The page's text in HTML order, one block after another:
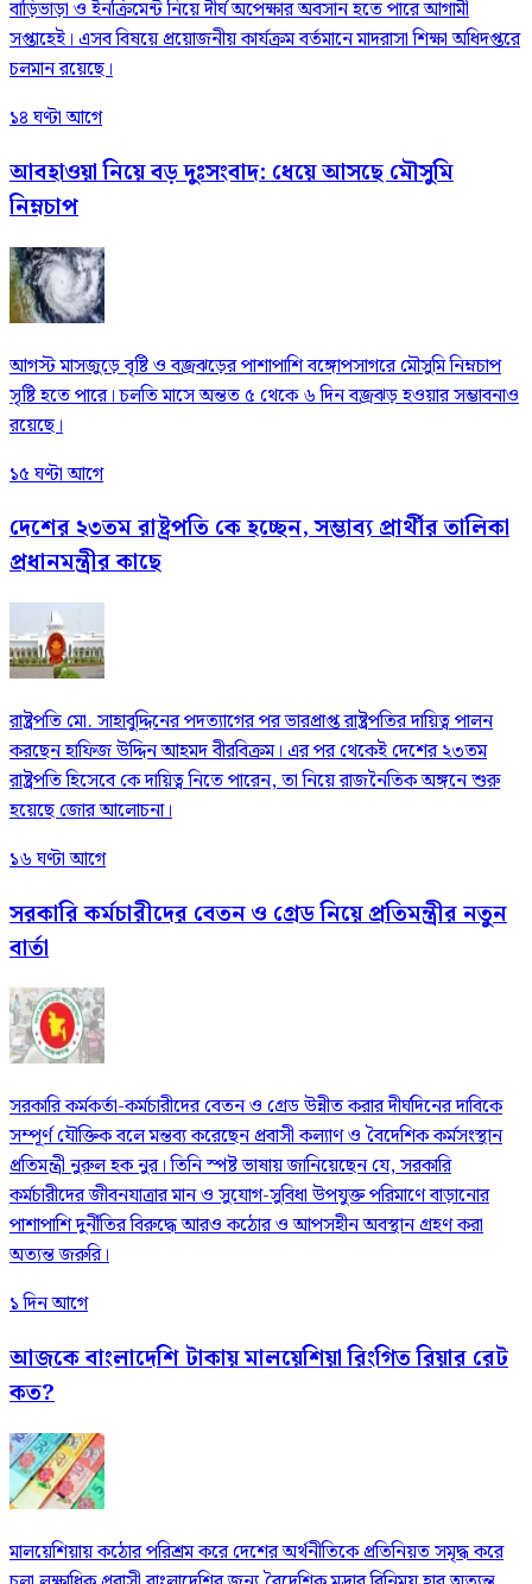
বাড়িভাড়া ও ইনক্রিমেন্ট নিয়ে দীর্ঘ অপেক্ষার অবসান হতে পারে আগামী
সপ্তাহেই। এসব বিষয়ে প্রয়োজনীয় কার্যক্রম বর্তমানে মাদরাসা শিক্ষা অধিদপ্তরে
চলমান রয়েছে।
১৪ ঘণ্টা আগে
আবহাওয়া নিয়ে বড় দুঃসংবাদ: ধেয়ে আসছে মৌসুমি
নিম্নচাপ
আগস্ট মাসজুড়ে বৃষ্টি ও বজ্রঝড়ের পাশাপাশি বঙ্গোপসাগরে মৌসুমি নিম্নচাপ
সৃষ্টি হতে পারে। চলতি মাসে অন্তত ৫ থেকে ৬ দিন বজ্রঝড় হওয়ার সম্ভাবনাও
রয়েছে।
১৫ ঘণ্টা আগে
দেশের ২৩তম রাষ্ট্রপতি কে হচ্ছেন, সম্ভাব্য প্রার্থীর তালিকা
প্রধানমন্ত্রীর কাছে
রাষ্ট্রপতি মো. সাহাবুদ্দিনের পদত্যাগের পর ভারপ্রাপ্ত রাষ্ট্রপতির দায়িত্ব পালন
করছেন হাফিজ উদ্দিন আহমদ বীরবিক্রম। এর পর থেকেই দেশের ২৩তম
রাষ্ট্রপতি হিসেবে কে দায়িত্ব নিতে পারেন, তা নিয়ে রাজনৈতিক অঙ্গনে শুরু
হয়েছে জোর আলোচনা।
১৬ ঘণ্টা আগে
সরকারি কর্মচারীদের বেতন ও গ্রেড নিয়ে প্রতিমন্ত্রীর নতুন
বার্তা
সরকারি কর্মকর্তা-কর্মচারীদের বেতন ও গ্রেড উন্নীত করার দীর্ঘদিনের দাবিকে
সম্পূর্ণ যৌক্তিক বলে মন্তব্য করেছেন প্রবাসী কল্যাণ ও বৈদেশিক কর্মসংস্থান
প্রতিমন্ত্রী নুরুল হক নুর। তিনি স্পষ্ট ভাষায় জানিয়েছেন যে, সরকারি
কর্মচারীদের জীবনযাত্রার মান ও সুযোগ-সুবিধা উপযুক্ত পরিমাণে বাড়ানোর
পাশাপাশি দুর্নীতির বিরুদ্ধে আরও কঠোর ও আপসহীন অবস্থান গ্রহণ করা
অত্যন্ত জরুরি।
১ দিন আগে
আজকে বাংলাদেশি টাকায় মালয়েশিয়া রিংগিত রিয়ার রেট
কত?
মালয়েশিয়ায় কঠোর পরিশ্রম করে দেশের অর্থনীতিকে প্রতিনিয়ত সমৃদ্ধ করে